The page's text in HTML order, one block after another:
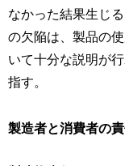
なかった結果生じ
の欠陥は、製品の
いて十分な説明が
指す。
製造者と消費者の